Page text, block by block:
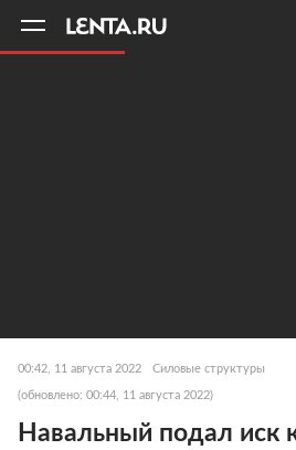
00:42, 11 августа 2022 Силовые структуры
(обновлено: 00:44, 11 августа 2022)
Навальный подал иск